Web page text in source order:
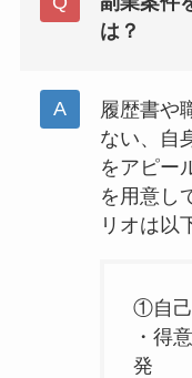
は？
履歴書や
ない、自
をアピー
を用意し
リオは以
①自己
・得
発